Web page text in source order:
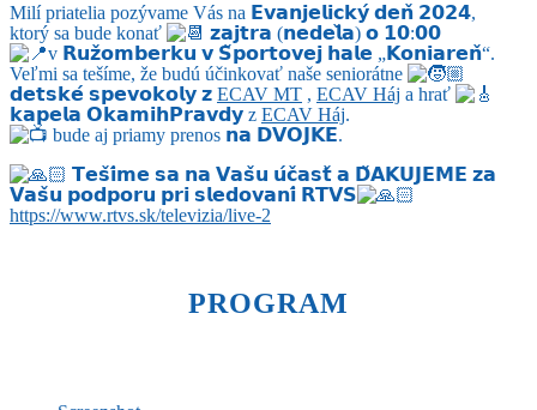
Milí priatelia pozývame Vás na 𝗘𝘃𝗮𝗻𝗷𝗲𝗹𝗶𝗰𝗸𝘆́ 𝗱𝗲𝗻̌ 𝟮𝟬𝟮𝟰,
ktorý sa bude konať
𝘇𝗮𝗷𝘁𝗿𝗮 (𝗻𝗲𝗱𝗲𝗹̌𝗮) 𝗼 𝟭𝟬:𝟬𝟬
v 𝗥𝘂𝘇̌𝗼𝗺𝗯𝗲𝗿𝗸𝘂 𝘃 𝗦̌𝗽𝗼𝗿𝘁𝗼𝘃𝗲𝗷 𝗵𝗮𝗹𝗲 „𝗞𝗼𝗻𝗶𝗮𝗿𝗲𝗻̌“.
Veľmi sa tešíme, že budú účinkovať naše seniorátne
𝗱𝗲𝘁𝘀𝗸𝗲́ 𝘀𝗽𝗲𝘃𝗼𝗸𝗼𝗹𝘆 𝘇 ECAV MT , ECAV Háj a hrať
𝗸𝗮𝗽𝗲𝗹𝗮 𝗢𝗸𝗮𝗺𝗶𝗵𝗣𝗿𝗮𝘃𝗱𝘆 z ECAV Háj.
bude aj priamy prenos 𝗻𝗮 𝗗𝗩𝗢𝗝𝗞𝗘.
𝗧𝗲𝘀̌𝗶́𝗺𝗲 𝘀𝗮 𝗻𝗮 𝗩𝗮𝘀̌𝘂 𝘂́𝗰̌𝗮𝘀𝘁̌ 𝗮 𝗗̌𝗔𝗞𝗨𝗝𝗘𝗠𝗘 𝘇𝗮
𝗩𝗮𝘀̌𝘂 𝗽𝗼𝗱𝗽𝗼𝗿𝘂 𝗽𝗿𝗶 𝘀𝗹𝗲𝗱𝗼𝘃𝗮𝗻𝗶́ 𝗥𝗧𝗩𝗦
https://www.rtvs.sk/televizia/live-2
PROGRAM